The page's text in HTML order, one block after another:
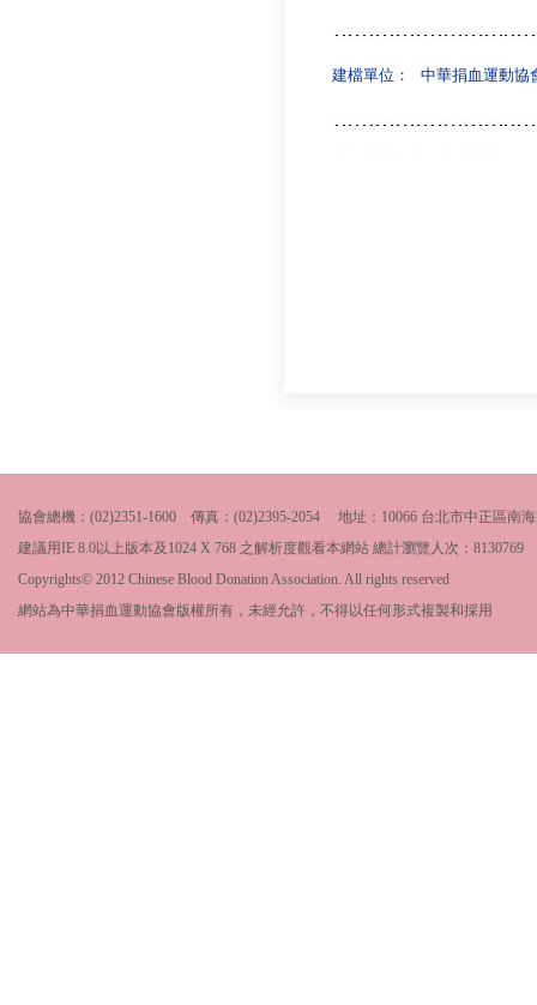
建檔單位： 中華捐血運動協
協會總機：(02)2351-1600 傳真：(02)2395-2054 地址：10066 台北市中正區南
建議用IE 8.0以上版本及1024 X 768 之解析度觀看本網站 總計瀏覽人次： 8130769
Copyrights© 2012 Chinese Blood Donation Association. All rights reserved
網站為中華捐血運動協會版權所有，未經允許，不得以任何形式複製和採用